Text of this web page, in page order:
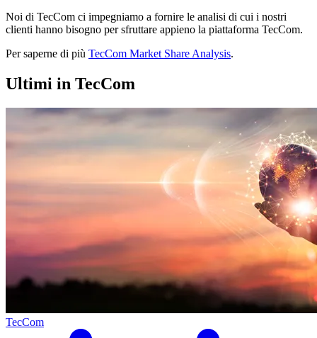
Noi di TecCom ci impegniamo a fornire le analisi di cui i nostri
clienti hanno bisogno per sfruttare appieno la piattaforma TecCom.
Per saperne di più TecCom Market Share Analysis.
Ultimi in TecCom
TecCom